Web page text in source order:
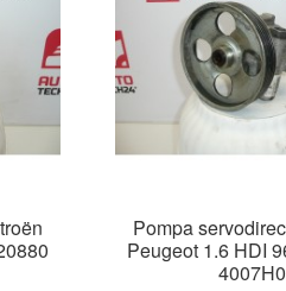
Pompa
Peugeot 1.6 HDI
4007H0